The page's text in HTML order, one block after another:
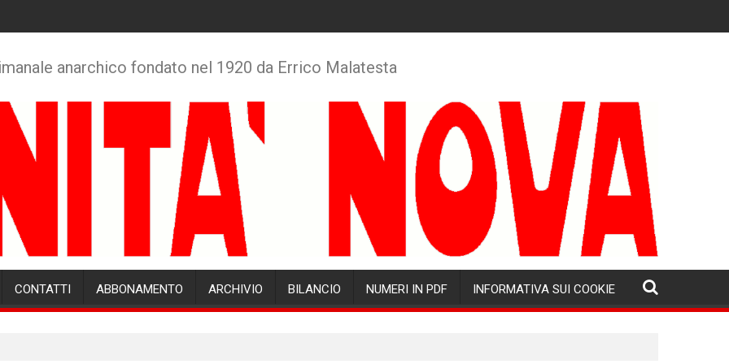
anarchico fondato nel 1920 da Errico Malatesta
CONTATTI ABBONAMENTO ARCHIVIO BILANCIO NUMERI IN PDF INFORMATIVA SUI COOKIE